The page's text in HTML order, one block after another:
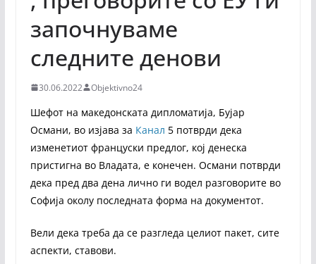
започнуваме
следните денови
30.06.2022 Objektivno24
Шефот на македонската дипломатија, Бујар
Османи, во изјава за Канал 5 потврди дека
изменетиот француски предлог, кој денеска
пристигна во Владата, е конечен. Османи потврди
дека пред два дена лично ги водел разговорите во
Софија околу последната форма на документот.
Вели дека треба да се разгледа целиот пакет, сите
аспекти, ставови.